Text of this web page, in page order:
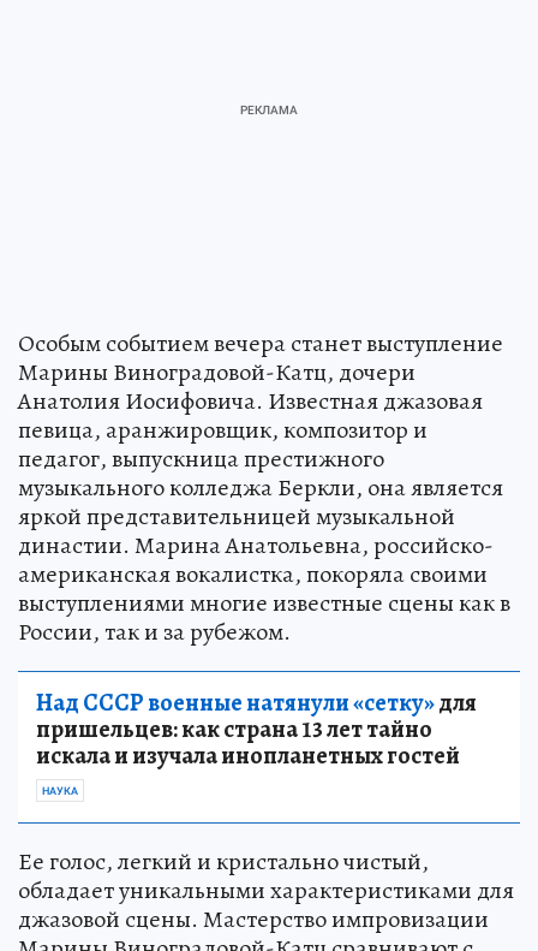
Особым событием вечера станет выступление
Марины Виноградовой-Катц, дочери
Анатолия Иосифовича. Известная джазовая
певица, аранжировщик, композитор и
педагог, выпускница престижного
музыкального колледжа Беркли, она является
яркой представительницей музыкальной
династии. Марина Анатольевна, российско-
американская вокалистка, покоряла своими
выступлениями многие известные сцены как в
России, так и за рубежом.
Над СССР военные натянули «сетку»для
пришельцев: как страна 13 лет тайно
искала и изучала инопланетных гостей
НАУКА
Ее голос, легкий и кристально чистый,
обладает уникальными характеристиками для
джазовой сцены. Мастерство импровизации